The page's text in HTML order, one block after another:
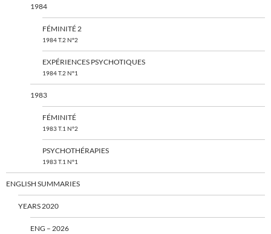
1984
FÉMINITÉ 2
1984 T.2 N°2
EXPÉRIENCES PSYCHOTIQUES
1984 T.2 N°1
1983
FÉMINITÉ
1983 T.1 N°2
PSYCHOTHÉRAPIES
1983 T.1 N°1
ENGLISH SUMMARIES
YEARS 2020
ENG – 2026